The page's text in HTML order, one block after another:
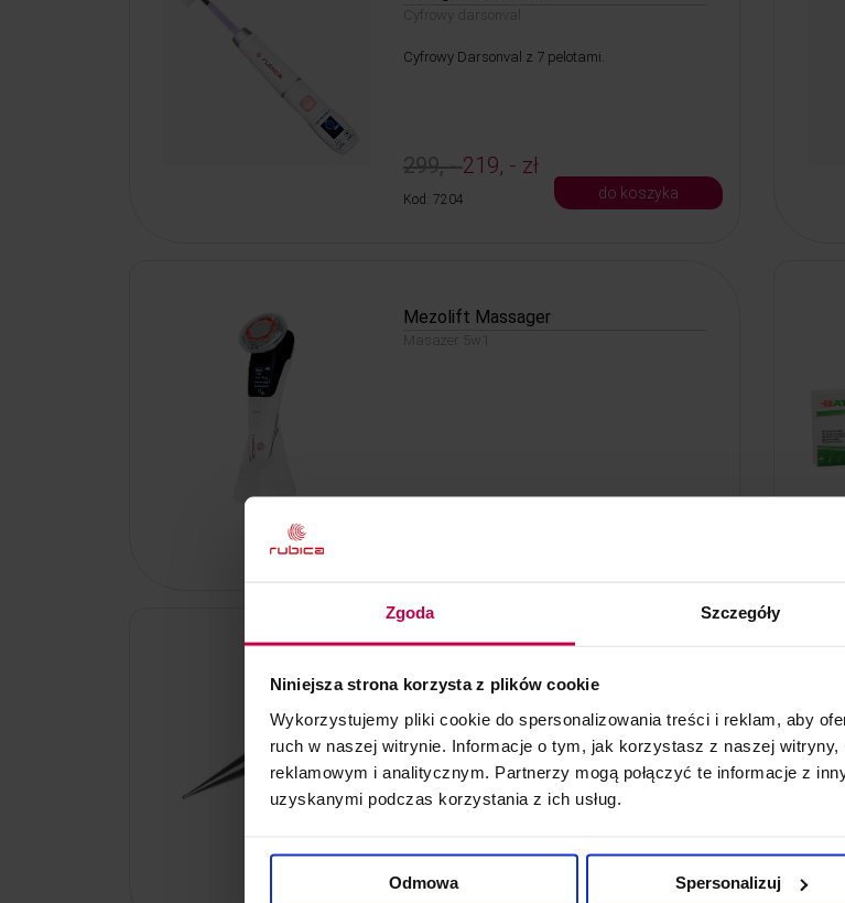
Zgoda Szczegóły
Niniejsza strona korzysta z plików cookie
Wykorzystujemy pliki cookie do spersonalizowania treści i reklam, aby
ruch w naszej witrynie. Informacje o tym, jak korzystasz z naszej witryny,
reklamowym i analitycznym. Partnerzy mogą połączyć te informacje z
uzyskanymi podczas korzystania z ich usług.
Odmowa Spersonalizuj
Cyfrowy Darsonval z 7 pelotami.
299, -219, - zł
Kod: 7204 do koszyka
Mezolift Massager
Masażer 5w1
1 szt.
10, - zł
do koszyka